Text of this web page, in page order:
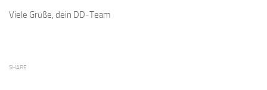
Viele Grüße, dein DD-Team
SHARE